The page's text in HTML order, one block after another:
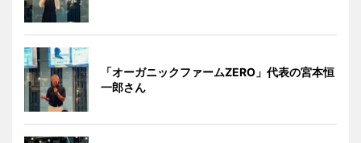
「オーガニックファームZERO」代表の宮本恒
一郎さん